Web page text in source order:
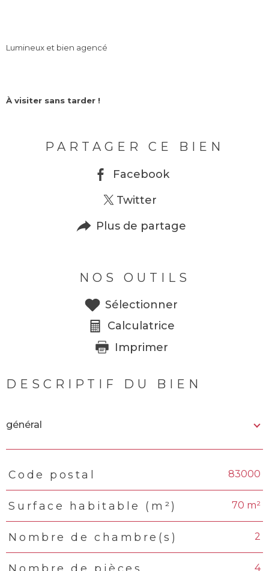
Lumineux et bien agencé
À visiter sans tarder !
PARTAGER CE BIEN
Facebook
Twitter
Plus de partage
NOS OUTILS
Sélectionner
Calculatrice
Imprimer
DESCRIPTIF DU BIEN
général
TRAD_PAMPERO_Caracteristique
Code postal 83000
Surface habitable (m²) 70 m²
Nombre de chambre(s) 2
Nombre de pièces 4